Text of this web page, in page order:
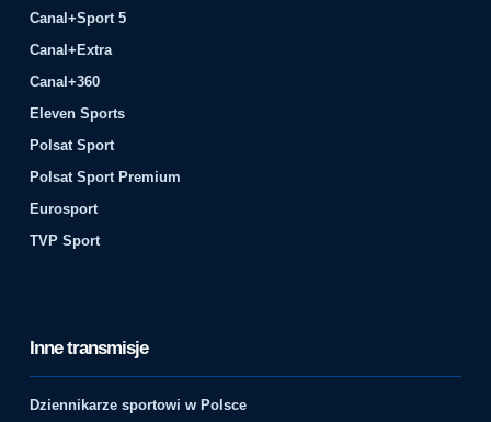
Canal+Sport 5
Canal+Extra
Canal+360
Eleven Sports
Polsat Sport
Polsat Sport Premium
Eurosport
TVP Sport
Inne transmisje
Dziennikarze sportowi w Polsce